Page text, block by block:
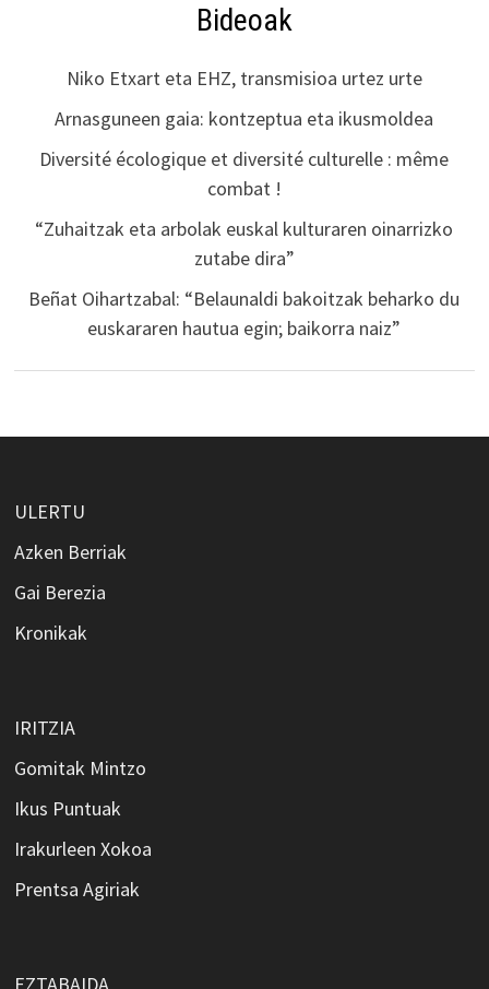
Bideoak
Niko Etxart eta EHZ, transmisioa urtez urte
Arnasguneen gaia: kontzeptua eta ikusmoldea
Diversité écologique et diversité culturelle : même
combat !
“Zuhaitzak eta arbolak euskal kulturaren oinarrizko
zutabe dira”
Beñat Oihartzabal: “Belaunaldi bakoitzak beharko du
euskararen hautua egin; baikorra naiz”
ULERTU
Azken Berriak
Gai Berezia
Kronikak
IRITZIA
Gomitak Mintzo
Ikus Puntuak
Irakurleen Xokoa
Prentsa Agiriak
EZTABAIDA